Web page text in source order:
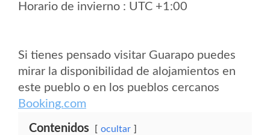
Horario de invierno : UTC +1:00
Si tienes pensado visitar Guarapo puedes
mirar la disponibilidad de alojamientos en
este pueblo o en los pueblos cercanos
Booking.com
Contenidos ocultar